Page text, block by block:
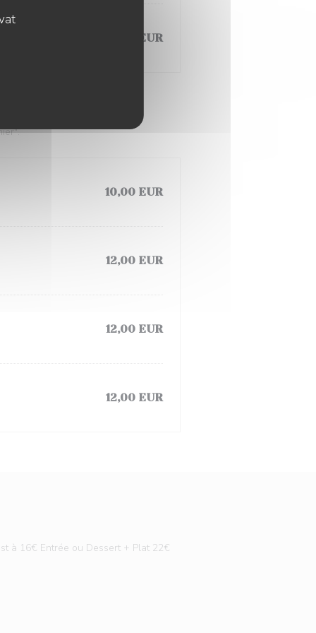
20,00 EUR
10,00 EUR
12,00 EUR
12,00 EUR
12,00 EUR
à 16€ Entrée ou Dessert + Plat 22€